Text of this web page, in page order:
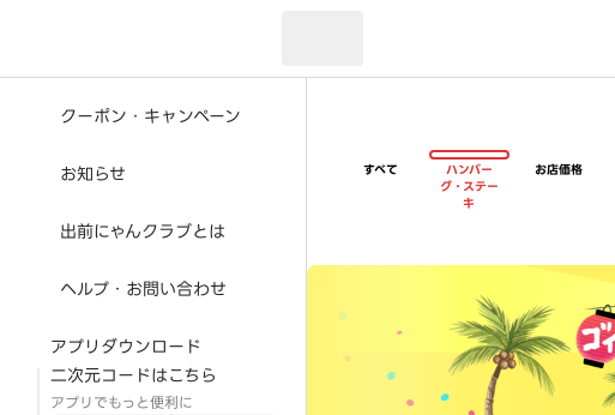
クーポン・キャンペーン
お知らせ
出前にゃんクラブとは
ヘルプ・お問い合わせ
アプリダウンロード
二次元コードはこちら
アプリでもっと便利に
すべて
ハンバー
グ・ステー
キ
お店価格
超ゴイゴイヤスー夏祭